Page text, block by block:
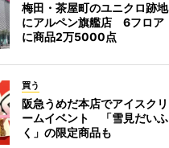
梅田・茶屋町のユニクロ跡地
にアルペン旗艦店 6フロア
に商品2万5000点
買う
阪急うめだ本店でアイスクリ
ームイベント 「雪見だいふ
く」の限定商品も